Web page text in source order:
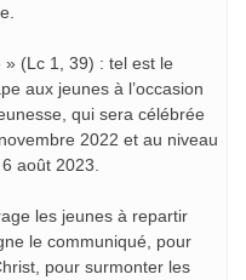
» (Lc 1, 39) : tel est le
aux jeunes à l’occasion
qui sera célébrée
2022 et au niveau
août 2023.
les jeunes à repartir
le communiqué, pour
pour surmonter les